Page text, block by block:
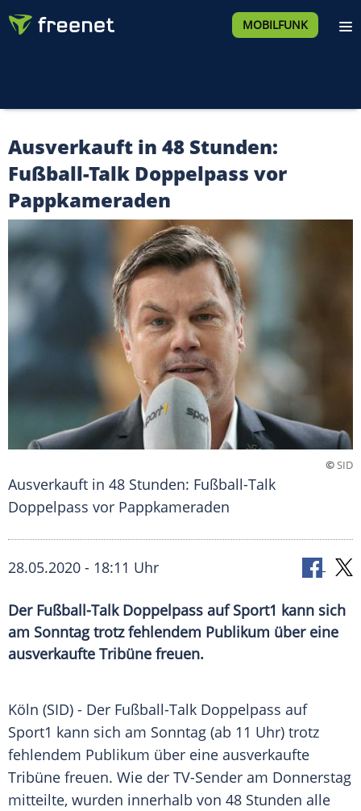
MOBILFUNK
Ausverkauft in 48 Stunden:
Fußball-Talk Doppelpass vor
Pappkameraden
©SID
Ausverkauft in 48 Stunden: Fußball-Talk
Doppelpass vor Pappkameraden
28.05.2020 - 18:11 Uhr
Der Fußball-Talk Doppelpass auf Sport1 kann sich
am Sonntag trotz fehlendem Publikum über eine
ausverkaufte Tribüne freuen.
Köln (SID) - Der Fußball-Talk Doppelpass auf
Sport1 kann sich am Sonntag (ab 11 Uhr) trotz
fehlendem Publikum über eine ausverkaufte
Tribüne freuen. Wie der TV-Sender am Donnerstag
mitteilte, wurden innerhalb von 48 Stunden alle